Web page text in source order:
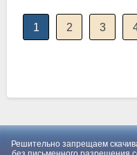
1 2 3
Решительно запрещаем